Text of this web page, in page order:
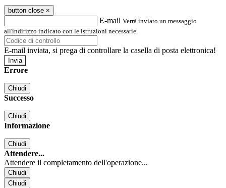
button close ×
E-mail Verrà inviato un messaggio
all'indirizzo indicato con le istruzioni necessarie.
E-mail inviata, si prega di controllare la casella di posta elettronica!
Errore
Chiudi
Successo
Chiudi
Informazione
Chiudi
Attendere...
Attendere il completamento dell'operazione...
Chiudi
Chiudi